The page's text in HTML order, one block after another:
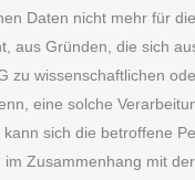
Daten nicht mehr für
aus Gründen, die sich
zu wissenschaftlichen
eine solche
sich die betroffene
Zusammenhang mit